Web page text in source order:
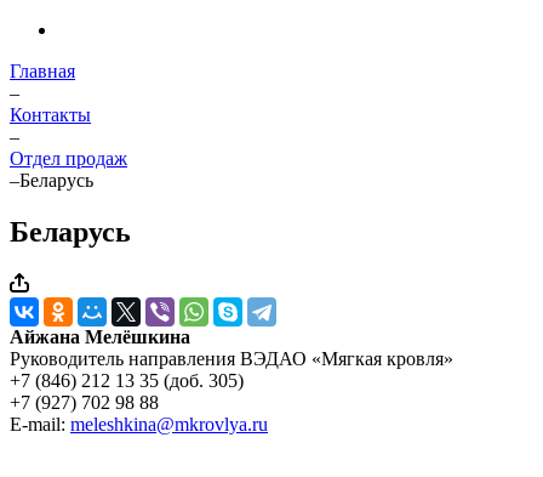
Главная
–
Контакты
–
Отдел продаж
–Беларусь
Беларусь
Айжана Мелёшкина
Руководитель направления ВЭДАО «Мягкая кровля»
+7 (846) 212 13 35 (доб. 305)
+7 (927) 702 98 88
E-mail: meleshkina@mkrovlya.ru